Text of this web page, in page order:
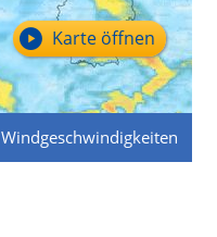
Windgeschwindigkeiten
Karte öffnen